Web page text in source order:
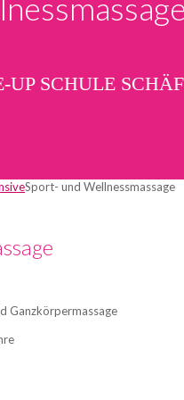
SCHULE
Sport- und Wellnessmassage
Ganzkörpermassage